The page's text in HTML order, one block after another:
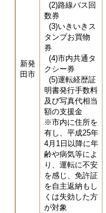
新発
田市
(2)路線バス回
数券
(3)いきいきス
タンプお買物
券
(4)市内共通タ
クシー券
(5)運転経歴証
明書発行手数料
及び写真代相当
額の支援金
※市内に住所を
有し、平成25年
4月1日以降に年
齢や病気等によ
り、運転に不安
を感じ、免許証
を自主返納もし
くは失効した方
が対象